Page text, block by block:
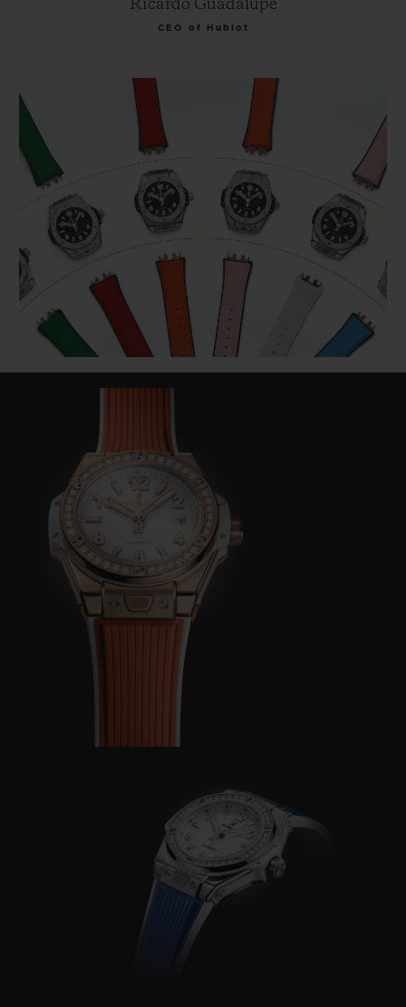
Ricardo Guadalupe
CEO of Hublot